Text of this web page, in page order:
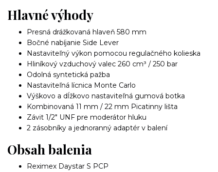
Hlavné výhody
Presná drážkovaná hlaveň 580 mm
Bočné nabíjanie Side Lever
Nastaviteľný výkon pomocou regulačného kolieska
Hliníkový vzduchový valec 260 cm³ / 250 bar
Odolná syntetická pažba
Nastaviteľná lícnica Monte Carlo
Výškovo a dĺžkovo nastaviteľná gumová botka
Kombinovaná 11 mm / 22 mm Picatinny lišta
Závit 1/2" UNF pre moderátor hluku
2 zásobníky a jednoranný adaptér v balení
Obsah balenia
Reximex Daystar S PCP